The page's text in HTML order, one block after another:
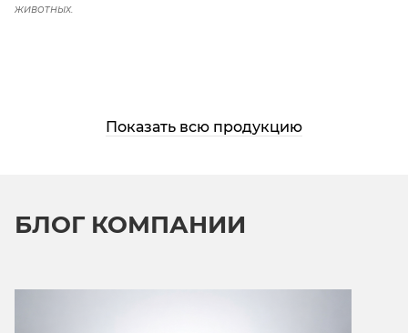
животных.
Показать всю продукцию
БЛОГ КОМПАНИИ